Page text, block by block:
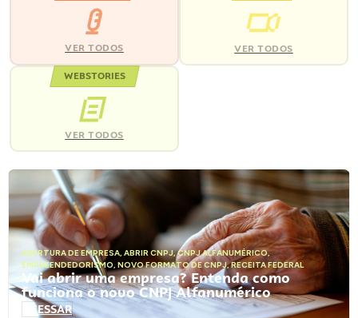
VER TODOS VER TODOS
WEBSTORIES
VER TODOS
ABERTURA DE EMPRESA, ABRIR CNPJ,CNPJ ALFANUMÉRICO,
EMPREENDEDORISMO, NOVO FORMATO DE CNPJ,RECEITA FEDERAL
Vai abrir uma empresa? Entenda como
funciona o novo CNPJ Alfanumérico
ACESSAR